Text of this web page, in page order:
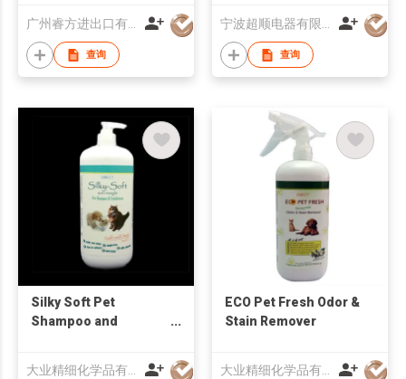
查询 查询
Silky Soft Pet
Shampoo and
大业精细化学品有限公司
ECO Pet Fresh Odor &
Stain Remover
大业精细化学品有限公司